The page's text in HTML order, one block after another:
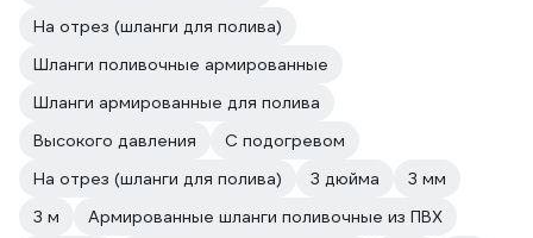
На отрез (шланги для полива)
Шланги поливочные армированные
Шланги армированные для полива
Высокого давления
С подогревом
На отрез (шланги для полива)
3 дюйма
3 мм
3 м
Армированные шланги поливочные из ПВХ